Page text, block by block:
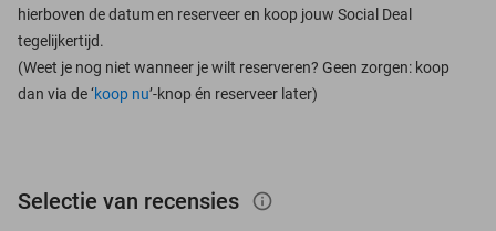
hierboven de datum en reserveer en koop jouw Social Deal
tegelijkertijd.
(Weet je nog niet wanneer je wilt reserveren? Geen zorgen: koop
dan via de ‘koop nu’-knop én reserveer later)
Selectie van recensies info_outlined